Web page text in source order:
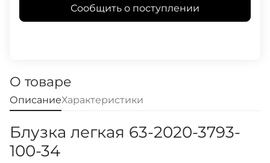
Сообщить о поступлении
О товаре
ОписаниеХарактеристики
Блузка легкая 63-2020-3793-
100-34